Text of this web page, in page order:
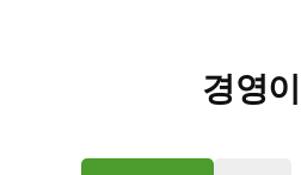
경영